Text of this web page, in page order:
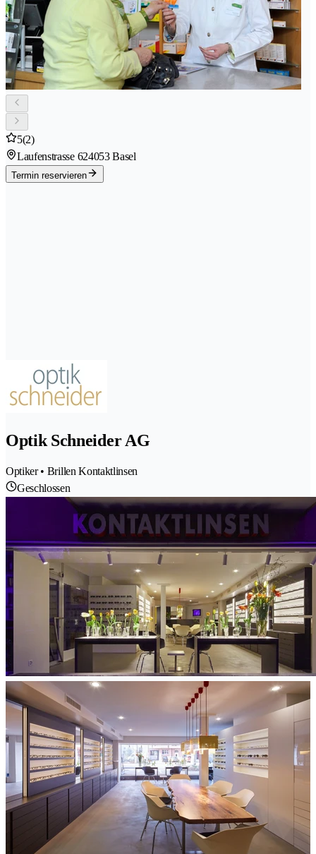
5(2)
Laufenstrasse 624053 Basel
Termin reservieren
Optik Schneider AG
Optiker • Brillen Kontaktlinsen
Geschlossen